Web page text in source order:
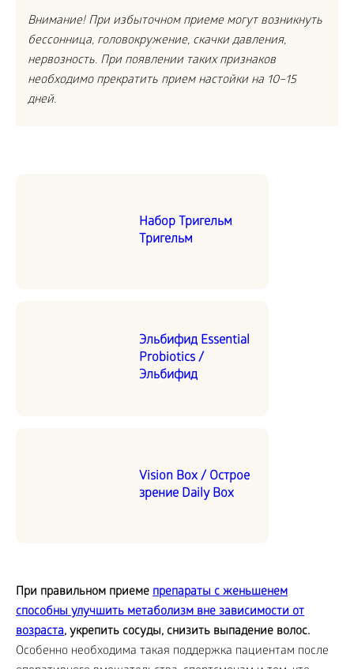
Внимание! При избыточном приеме могут возникнуть
бессонница, головокружение, скачки давления,
нервозность. При появлении таких признаков
необходимо прекратить прием настойки на 10–15
дней.
Набор Тригельм
Тригельм
Эльбифид Essential
Probiotics /
Эльбифид
Vision Box / Острое
зрение Daily Box
При правильном приеме препараты с женьшенем
способны улучшить метаболизм вне зависимости от
возраста, укрепить сосуды, снизить выпадение волос.
Особенно необходима такая поддержка пациентам после